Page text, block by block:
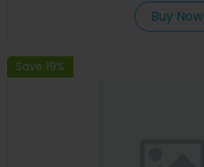
Buy Now
Save 19%